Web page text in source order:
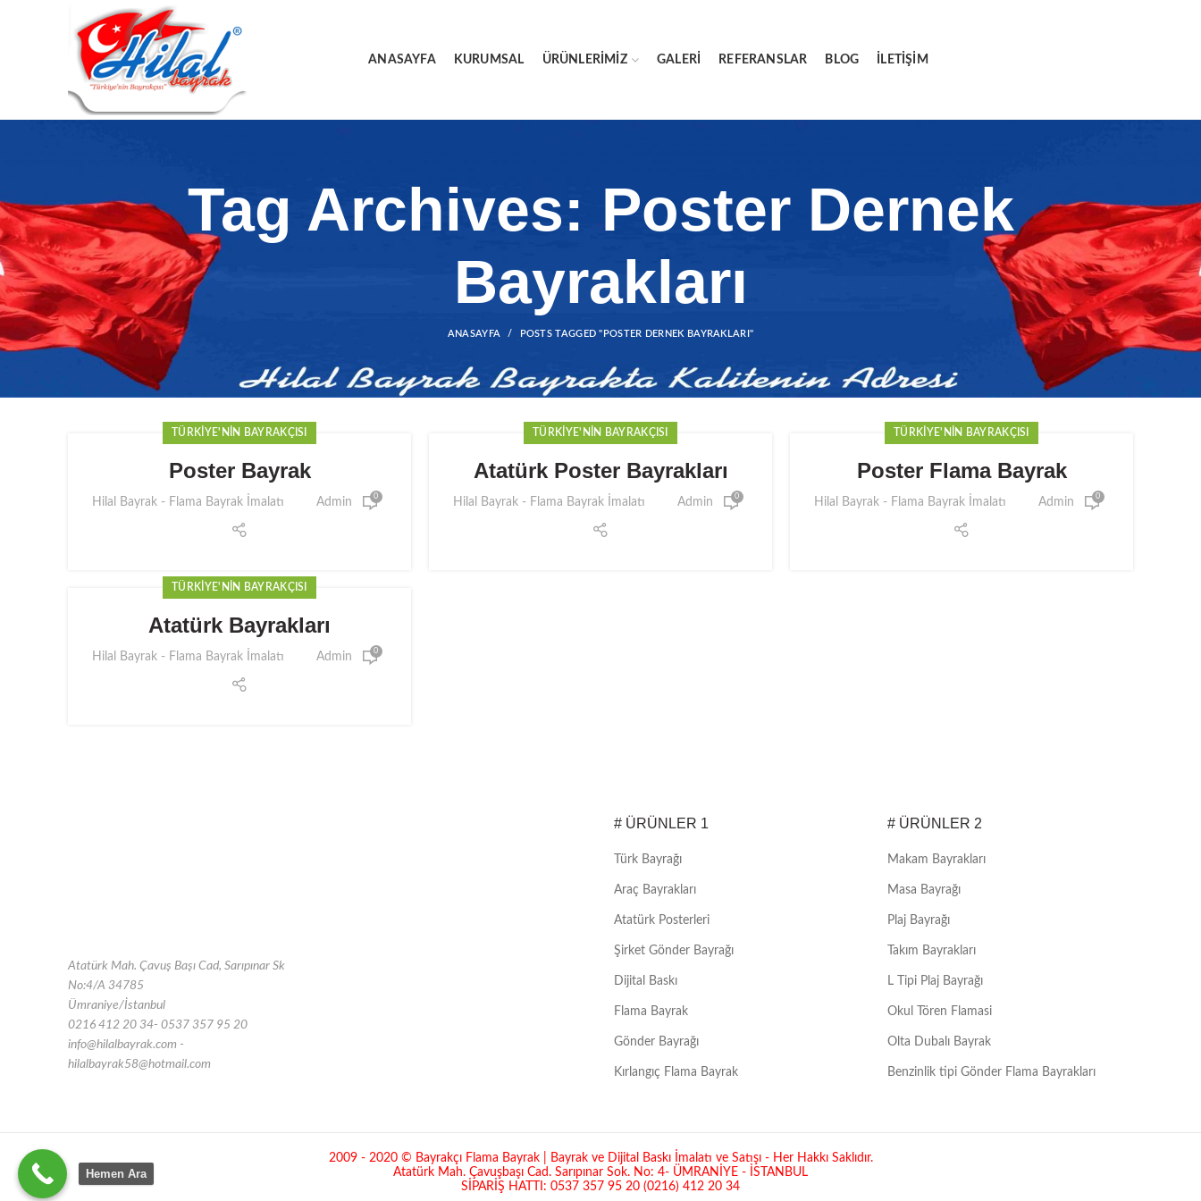
ANASAYFA KURUMSAL ÜRÜNLERIMIZ GALERI REFERANSLAR BLOG İLETIŞIM
Tag Archives: Poster Dernek
Bayrakları
ANASAYFA POSTS TAGGED "POSTER DERNEK BAYRAKLARI"
TÜRKIYE'NIN BAYRAKÇISI
Poster Bayrak
Hilal Bayrak - Flama Bayrak İmalatı Admin 0
TÜRKIYE'NIN BAYRAKÇISI
Atatürk Poster Bayrakları
Hilal Bayrak - Flama Bayrak İmalatı Admin 0
TÜRKIYE'NIN BAYRAKÇISI
Poster Flama Bayrak
Hilal Bayrak - Flama Bayrak İmalatı Admin 0
TÜRKIYE'NIN BAYRAKÇISI
Atatürk Bayrakları
Hilal Bayrak - Flama Bayrak İmalatı Admin 0
Atatürk Mah. Çavuş Başı Cad, Sarıpınar Sk
No:4/A 34785
Ümraniye/İstanbul
0216 412 20 34- 0537 357 95 20
info@hilalbayrak.com -
hilalbayrak58@hotmail.com
# ÜRÜNLER 1
Türk Bayrağı
Araç Bayrakları
Atatürk Posterleri
Şirket Gönder Bayrağı
Dijital Baskı
Flama Bayrak
Gönder Bayrağı
Kırlangıç Flama Bayrak
# ÜRÜNLER 2
Makam Bayrakları
Masa Bayrağı
Plaj Bayrağı
Takım Bayrakları
L Tipi Plaj Bayrağı
Okul Tören Flamasi
Olta Dubalı Bayrak
Benzinlik tipi Gönder Flama Bayrakları
2009 - 2020 © Bayrakçı Flama Bayrak | Bayrak ve Dijital Baskı İmalatı ve Satışı - Her Hakkı Saklıdır.
Atatürk Mah. Çavuşbaşı Cad. Sarıpınar Sok. No: 4- ÜMRANİYE - İSTANBUL
SİPARİŞ HATTI: 0537 357 95 20 (0216) 412 20 34
Hemen Ara